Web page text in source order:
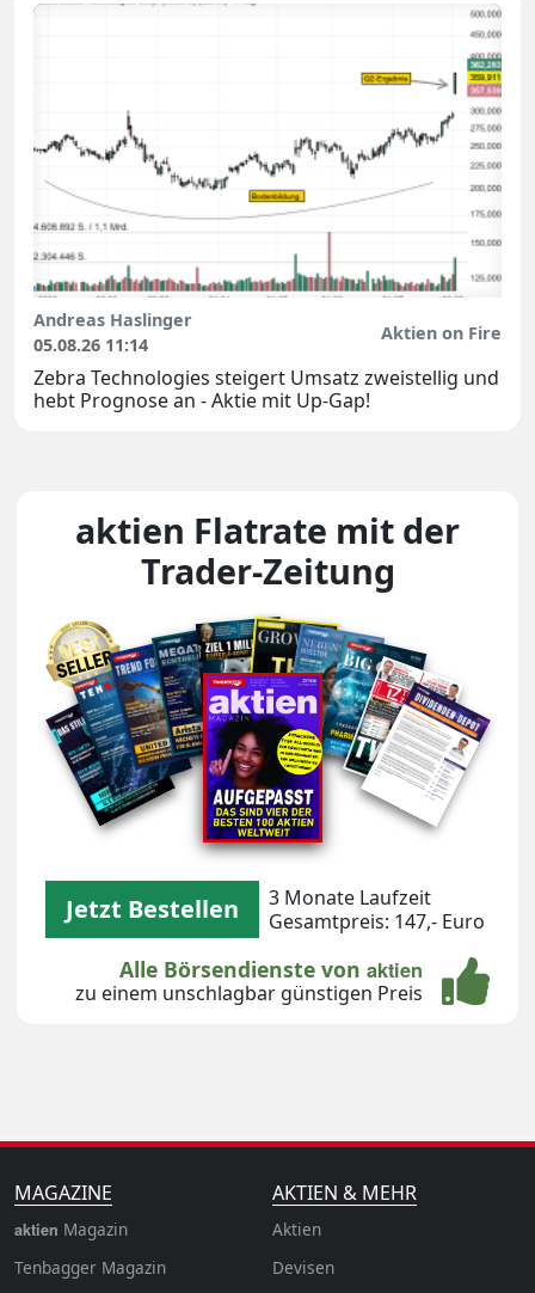
Andreas Haslinger
05.08.26 11:14
Aktien on Fire
Zebra Technologies steigert Umsatz zweistellig und
hebt Prognose an - Aktie mit Up-Gap!
aktien Flatrate mit der
Trader-Zeitung
Unsere Magazin-Covers
Jetzt Bestellen
3 Monate Laufzeit
Gesamtpreis: 147,- Euro
Alle Börsendienste von aktien
zu einem unschlagbar günstigen Preis
MAGAZINE
aktien Magazin
Tenbagger Magazin
AKTIEN & MEHR
Aktien
Devisen